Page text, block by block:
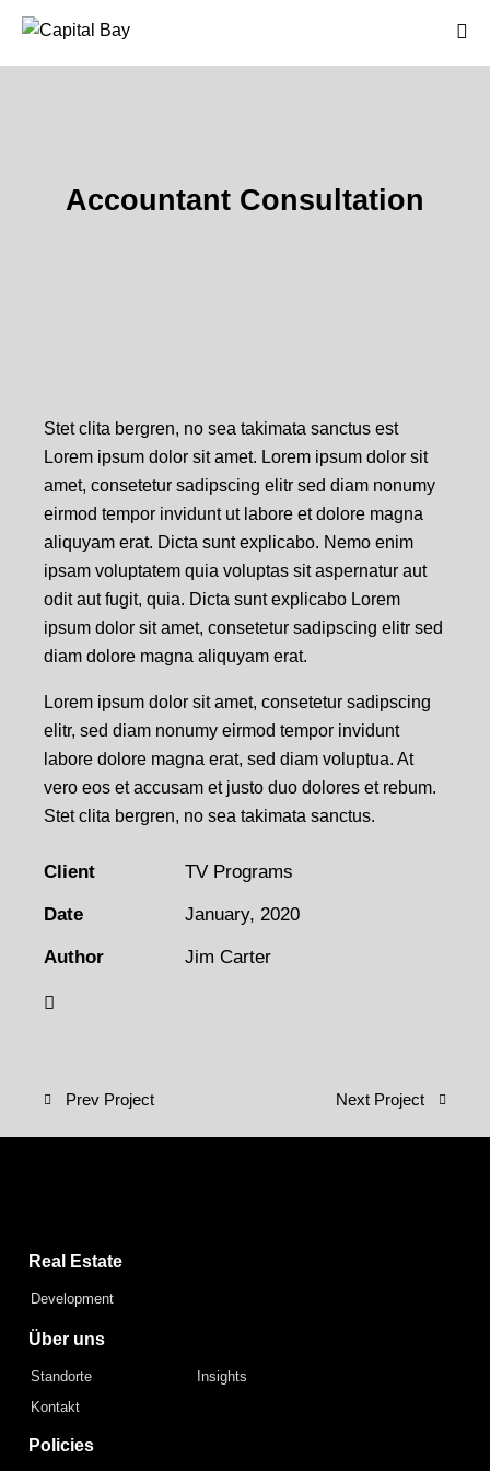
Accountant Consultation
Stet clita bergren, no sea takimata sanctus est
Lorem ipsum dolor sit amet. Lorem ipsum dolor sit
amet, consetetur sadipscing elitr sed diam nonumy
eirmod tempor invidunt ut labore et dolore magna
aliquyam erat. Dicta sunt explicabo. Nemo enim
ipsam voluptatem quia voluptas sit aspernatur aut
odit aut fugit, quia. Dicta sunt explicabo Lorem
ipsum dolor sit amet, consetetur sadipscing elitr sed
diam dolore magna aliquyam erat.
Lorem ipsum dolor sit amet, consetetur sadipscing
elitr, sed diam nonumy eirmod tempor invidunt
labore dolore magna erat, sed diam voluptua. At
vero eos et accusam et justo duo dolores et rebum.
Stet clita bergren, no sea takimata sanctus.
Client TV Programs
Date January, 2020
Author Jim Carter
Prev Project Next Project
Real Estate
Development
Über uns
Standorte
Insights
Kontakt
Policies